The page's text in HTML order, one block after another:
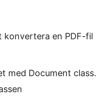
konvertera en PDF-fil
med Document class.